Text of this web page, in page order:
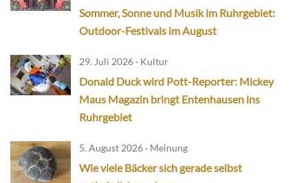
Sommer, Sonne und Musik im Ruhrgebiet:
Outdoor-Festivals im August
29. Juli 2026 · Kultur
Donald Duck wird Pott-Reporter: Mickey
Maus Magazin bringt Entenhausen ins
Ruhrgebiet
5. August 2026 · Meinung
Wie viele Bäcker sich gerade selbst